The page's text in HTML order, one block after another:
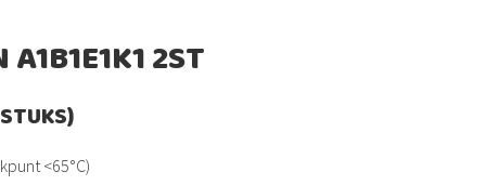
2ST
<65°C)